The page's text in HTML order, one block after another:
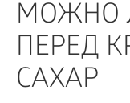
МОЖНО
ПЕРЕД
САХАР
ПСИХОЛОГИЯ
ДЕТИ
ДОМ